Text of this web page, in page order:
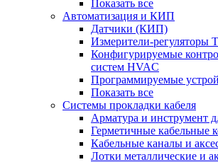
Показать все
Автоматизация и КИП
Датчики (КИП)
Измерители-регуляторы
Конфигурируемые
систем HVAC
Программируемые
Показать все
Системы прокладки кабеля
Арматура и инструмент
Герметичные кабельные
Кабельные каналы и
Лотки металлические и